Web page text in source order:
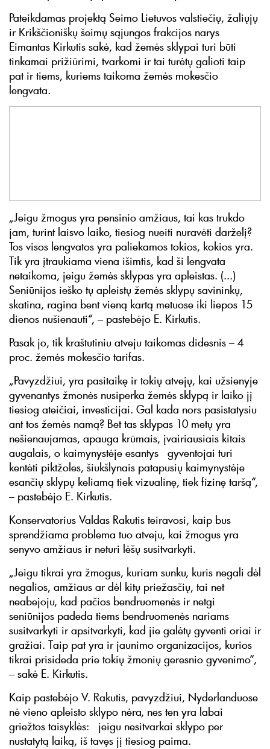
Pateikdamas projektą Seimo Lietuvos valstiečių, žaliųjų
ir Krikščioniškų šeimų sąjungos frakcijos narys
Eimantas Kirkutis sakė, kad žemės sklypai turi būti
tinkamai prižiūrimi, tvarkomi ir tai turėtų galioti taip
pat ir tiems, kuriems taikoma žemės mokesčio
lengvata.
„Jeigu žmogus yra pensinio amžiaus, tai kas trukdo
jam, turint laisvo laiko, tiesiog nueiti nuravėti darželį?
Tos visos lengvatos yra paliekamos tokios, kokios yra.
Tik yra įtraukiama viena išimtis, kad ši lengvata
netaikoma, jeigu žemės sklypas yra apleistas. (...)
Seniūnijos ieško tų apleistų žemės sklypų savininkų,
skatina, ragina bent vieną kartą metuose iki liepos 15
dienos nušienauti“, – pastebėjo E. Kirkutis.
Pasak jo, tik kraštutiniu atveju taikomas didesnis – 4
proc. žemės mokesčio tarifas.
„Pavyzdžiui, yra pasitaikę ir tokių atvejų, kai užsienyje
gyvenantys žmonės nusiperka žemės sklypą ir laiko jį
tiesiog ateičiai, investicijai. Gal kada nors pasistatysiu
ant tos žemės namą? Bet tas sklypas 10 metų yra
nešienaujamas, apauga krūmais, įvairiausiais kitais
augalais, o kaimynystėje esantys gyventojai turi
kentėti piktžoles, šiukšlynais patapusių kaimynystėje
esančių sklypų keliamą tiek vizualinę, tiek fizinę taršą“,
– pastebėjo E. Kirkutis.
Konservatorius Valdas Rakutis teiravosi, kaip bus
sprendžiama problema tuo atveju, kai žmogus yra
senyvo amžiaus ir neturi lėšų susitvarkyti.
„Jeigu tikrai yra žmogus, kuriam sunku, kuris negali dėl
negalios, amžiaus ar dėl kitų priežasčių, tai net
neabejoju, kad pačios bendruomenės ir netgi
seniūnijos padeda tiems bendruomenės nariams
susitvarkyti ir apsitvarkyti, kad jie galėtų gyventi oriai ir
gražiai. Taip pat yra ir jaunimo organizacijos, kurios
tikrai prisideda prie tokių žmonių geresnio gyvenimo“,
– sakė E. Kirkutis.
Kaip pastebėjo V. Rakutis, pavyzdžiui, Nyderlanduose
nė vieno apleisto sklypo nėra, nes ten yra labai
griežtos taisyklės: jeigu nesitvarkai sklypo per
nustatytą laiką, iš tavęs jį tiesiog paima.